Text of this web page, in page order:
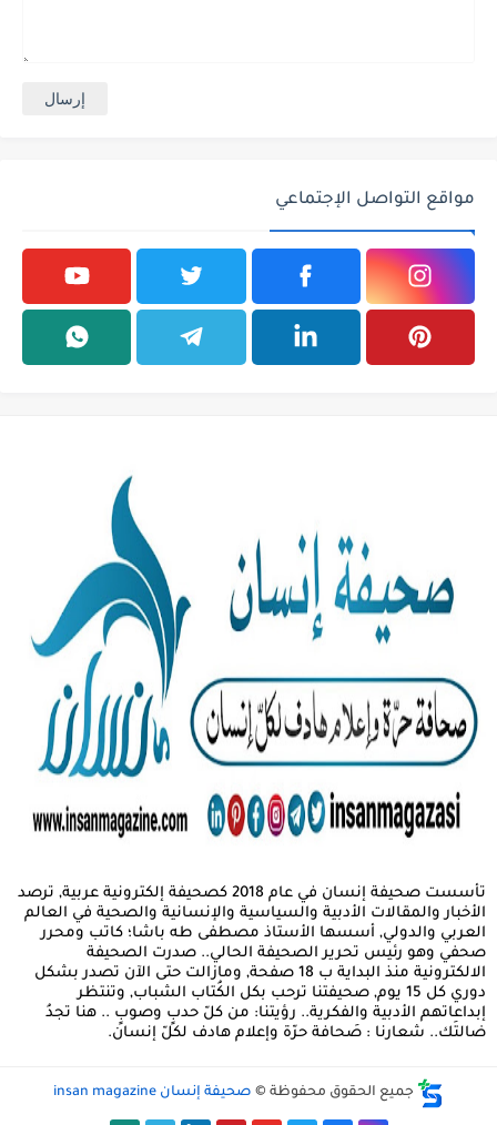
مواقع التواصل الإجتماعي
تأسست صحيفة إنسان في عام 2018 كصحيفة إلكترونية عربية, ترصد
الأخبار والمقالات الأدبية والسياسية والإنسانية والصحية في العالم
العربي والدولي, أسسها الأستاذ مصطفى طه باشا؛ كاتب ومحرر
صحفي وهو رئيس تحرير الصحيفة الحالي.. صدرت الصحيفة
الالكترونية منذ البداية ب 18 صفحة, ومازالت حتى الآن تصدر بشكل
دوري كل 15 يوم, صحيفتنا ترحب بكل الكُتاب الشباب, وتنتظر
إبداعاتهم الأدبية والفكرية.. رؤيتنا: من كلّ حدبٍ وصوبٍ .. هنا تجدُ
ضالتَك.. شعارنا : صَحافة حرّة وإعلام هادف لكلّ إنسان.
جميع الحقوق محفوظة © صحيفة إنسان insan magazine